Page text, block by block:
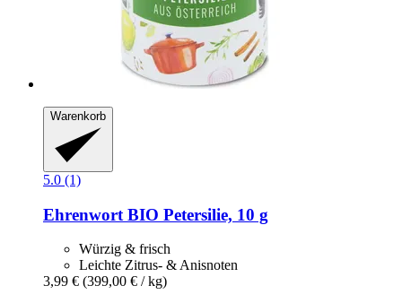
Warenkorb
5.0 (1)
Ehrenwort BIO Petersilie, 10 g
Würzig & frisch
Leichte Zitrus- & Anisnoten
3,99 € (399,00 € / kg)